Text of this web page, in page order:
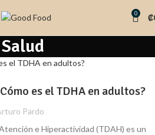
0 ₡
Salud
es el TDHA en adultos?
Pardo
e Hiperactividad (TDAH) es un